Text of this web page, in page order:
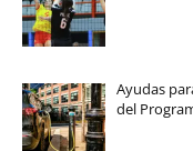
Ayudas
del